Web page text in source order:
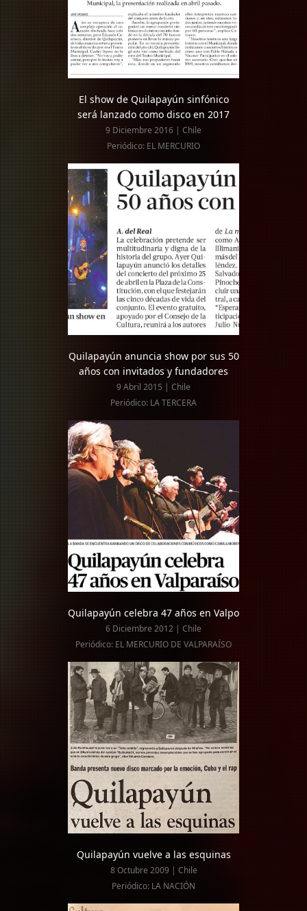
El show de Quilapayún sinfónico
será lanzado como disco en 2017
9 Diciembre 2016 | Chile
Periódico: EL MERCURIO
Quilapayún anuncia show por sus 50
años con invitados y fundadores
9 Abril 2015 | Chile
Periódico: LA TERCERA
Quilapayún celebra 47 años en Valpo
6 Diciembre 2012 | Chile
Periódico: EL MERCURIO DE VALPARAÍSO
Quilapayún vuelve a las esquinas
8 Octubre 2009 | Chile
Periódico: LA NACIÓN